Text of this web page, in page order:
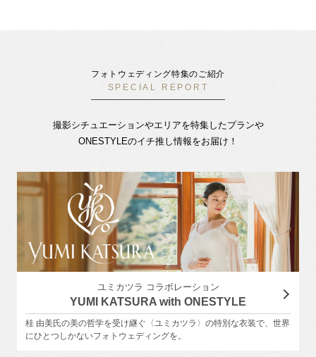
フォトウェディング特集のご紹介
SPECIAL REPORT
撮影シチュエーションやエリアを特集したプランや
ONESTYLEのイチ推し情報をお届け！
ユミカツラ コラボレーション
YUMI KATSURA with ONESTYLE
桂 由美氏の美の哲学を受け継ぐ〈ユミカツラ〉の特別な衣装で、世界
にひとつしかないフォトウェディングを。